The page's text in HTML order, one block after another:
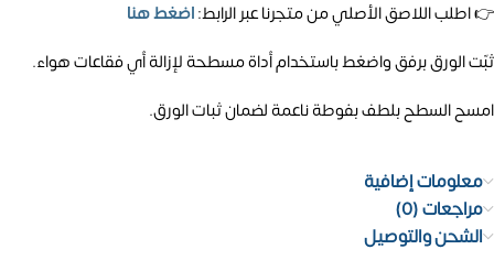
👉 اطلب اللاصق الأصلي من متجرنا عبر الرابط:اضغط هنا
ثبّت الورق برفق واضغط باستخدام أداة مسطحة لإزالة أي فقاعات هواء.
امسح السطح بلطف بفوطة ناعمة لضمان ثبات الورق.
معلومات إضافية
مراجعات (0)
الشحن والتوصيل